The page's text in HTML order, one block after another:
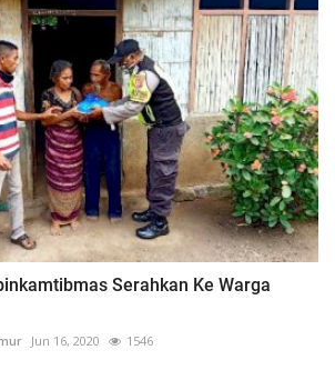
Serahkan Ke Warga
Jun 16, 2020 1546